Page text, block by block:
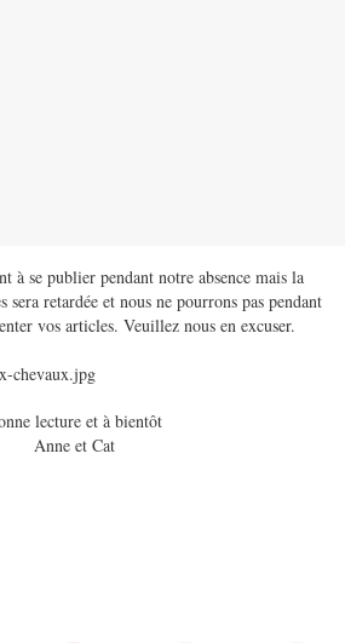
à se publier pendant notre absence mais la
sera retardée et nous ne pourrons pas pendant
vos articles. Veuillez nous en excuser.
lecture et à bientôt
Anne et Cat